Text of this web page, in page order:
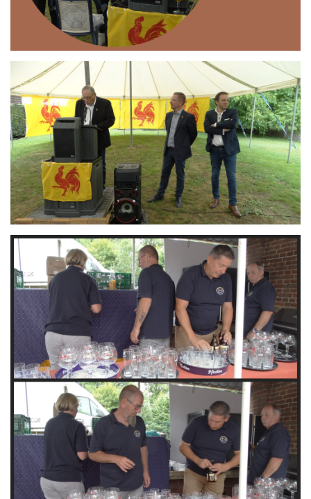
Branding
ARMCHAIR
Branding
ARMCHAIR